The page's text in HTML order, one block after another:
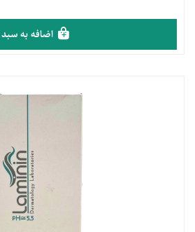
اضافه به سبد